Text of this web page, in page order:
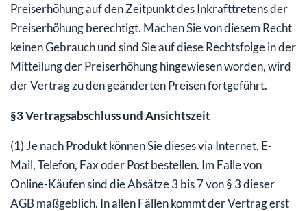
Preiserhöhung auf den Zeitpunkt des Inkrafttretens der
Preiserhöhung berechtigt. Machen Sie von diesem Recht
keinen Gebrauch und sind Sie auf diese Rechtsfolge in der
Mitteilung der Preiserhöhung hingewiesen worden, wird
der Vertrag zu den geänderten Preisen fortgeführt.
§3 Vertragsabschluss und Ansichtszeit
(1) Je nach Produkt können Sie dieses via Internet, E-
Mail, Telefon, Fax oder Post bestellen. Im Falle von
Online-Käufen sind die Absätze 3 bis 7 von § 3 dieser
AGB maßgeblich. In allen Fällen kommt der Vertrag erst